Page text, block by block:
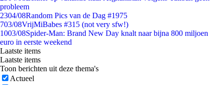
probleem
2304/08Random Pics van de Dag #1975
703/08VrijMiBabes #315 (not very sfw!)
1003/08Spider-Man: Brand New Day knalt naar bijna 800 miljoen
euro in eerste weekend
Laatste items
Laatste items
Toon berichten uit deze thema's
Actueel